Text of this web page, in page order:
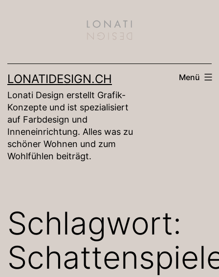
LONATIDESIGN.CH
Lonati Design erstellt Grafik-
Konzepte und ist spezialisiert
auf Farbdesign und
Inneneinrichtung. Alles was zu
schöner Wohnen und zum
Wohlfühlen beiträgt.
Menü
Schlagwort: